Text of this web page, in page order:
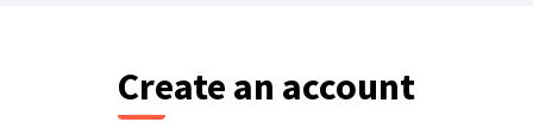
Create an account